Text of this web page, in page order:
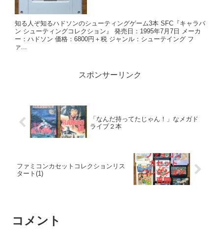
知る人ぞ知るハドソンのシューティングゲーム3本 SFC『キャラバ
ン シューティングコレクション』 発売日：1995年7月7日 メーカ
ー：ハドソン 価格：6800円＋税 ジャンル：シューテイング フ
ァ...
スポンサーリンク
「なんだ持ってたじゃん！」なメガド
ライブ２本
ファミコンカセットコレクションリス
タート(1)
コメント